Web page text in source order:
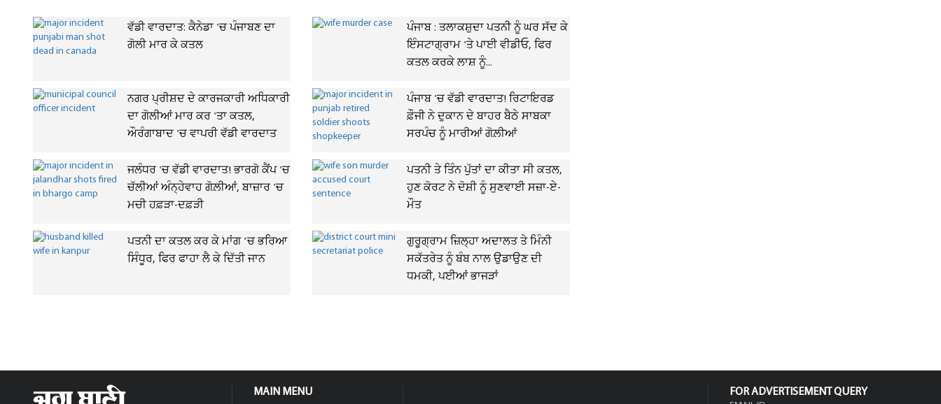
ਵੱਡੀ ਵਾਰਦਾਤ: ਕੈਨੇਡਾ 'ਚ ਪੰਜਾਬਣ ਦਾ
ਗੋਲੀ ਮਾਰ ਕੇ ਕਤਲ
ਪੰਜਾਬ : ਤਲਾਕਸ਼ੁਦਾ ਪਤਨੀ ਨੂੰ ਘਰ ਸੱਦ ਕੇ
ਇੰਸਟਾਗ੍ਰਾਮ 'ਤੇ ਪਾਈ ਵੀਡੀਓ, ਫਿਰ
ਕਤਲ ਕਰਕੇ ਲਾਸ਼ ਨੂੰ...
ਨਗਰ ਪ੍ਰੀਸ਼ਦ ਦੇ ਕਾਰਜਕਾਰੀ ਅਧਿਕਾਰੀ
ਦਾ ਗੋਲੀਆਂ ਮਾਰ ਕਰ 'ਤਾ ਕਤਲ,
ਔਰੰਗਾਬਾਦ 'ਚ ਵਾਪਰੀ ਵੱਡੀ ਵਾਰਦਾਤ
ਪੰਜਾਬ 'ਚ ਵੱਡੀ ਵਾਰਦਾਤ! ਰਿਟਾਇਰਡ
ਫ਼ੌਜੀ ਨੇ ਦੁਕਾਨ ਦੇ ਬਾਹਰ ਬੈਠੇ ਸਾਬਕਾ
ਸਰਪੰਚ ਨੂੰ ਮਾਰੀਆਂ ਗੋਲ਼ੀਆਂ
ਜਲੰਧਰ 'ਚ ਵੱਡੀ ਵਾਰਦਾਤ! ਭਾਰਗੋ ਕੈਂਪ 'ਚ
ਚੱਲੀਆਂ ਅੰਨ੍ਹੇਵਾਹ ਗੋਲ਼ੀਆਂ, ਬਾਜ਼ਾਰ 'ਚ
ਮਚੀ ਹਫ਼ੜਾ-ਦਫ਼ੜੀ
ਪਤਨੀ ਤੇ ਤਿੰਨ ਪੁੱਤਾਂ ਦਾ ਕੀਤਾ ਸੀ ਕਤਲ,
ਹੁਣ ਕੋਰਟ ਨੇ ਦੋਸ਼ੀ ਨੂੰ ਸੁਣਵਾਈ ਸਜ਼ਾ-ਏ-
ਮੌਤ
ਪਤਨੀ ਦਾ ਕਤਲ ਕਰ ਕੇ ਮਾਂਗ ’ਚ ਭਰਿਆ
ਸਿੰਧੂਰ, ਫਿਰ ਫਾਹਾ ਲੈ ਕੇ ਦਿੱਤੀ ਜਾਨ
ਗੁਰੂਗ੍ਰਾਮ ਜ਼ਿਲ੍ਹਾ ਅਦਾਲਤ ਤੇ ਮਿੰਨੀ
ਸਕੱਤਰੇਤ ਨੂੰ ਬੰਬ ਨਾਲ ਉਡਾਉਣ ਦੀ
ਧਮਕੀ, ਪਈਆਂ ਭਾਜੜਾਂ
MAIN MENU FOR ADVERTISEMENT QUERY